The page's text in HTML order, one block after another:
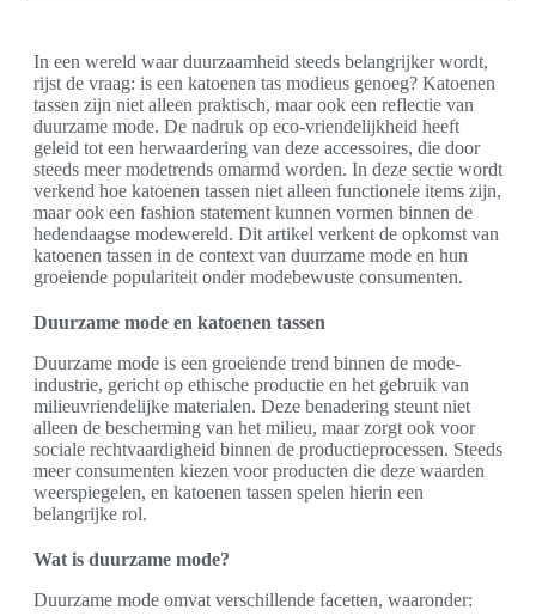
In een wereld waar duurzaamheid steeds belangrijker wordt,
rijst de vraag: is een katoenen tas modieus genoeg? Katoenen
tassen zijn niet alleen praktisch, maar ook een reflectie van
duurzame mode. De nadruk op eco-vriendelijkheid heeft
geleid tot een herwaardering van deze accessoires, die door
steeds meer modetrends omarmd worden. In deze sectie wordt
verkend hoe katoenen tassen niet alleen functionele items zijn,
maar ook een fashion statement kunnen vormen binnen de
hedendaagse modewereld. Dit artikel verkent de opkomst van
katoenen tassen in de context van duurzame mode en hun
groeiende populariteit onder modebewuste consumenten.
Duurzame mode en katoenen tassen
Duurzame mode is een groeiende trend binnen de mode-
industrie, gericht op ethische productie en het gebruik van
milieuvriendelijke materialen. Deze benadering steunt niet
alleen de bescherming van het milieu, maar zorgt ook voor
sociale rechtvaardigheid binnen de productieprocessen. Steeds
meer consumenten kiezen voor producten die deze waarden
weerspiegelen, en katoenen tassen spelen hierin een
belangrijke rol.
Wat is duurzame mode?
Duurzame mode omvat verschillende facetten, waaronder: